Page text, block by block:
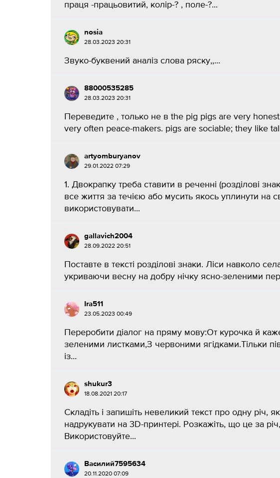
праця -працьовитий, колір-? , поле-?...
nosia
28.03.2023 20:31
Звуко-буквений аналіз слова ряску,,...
88000535285
28.03.2023 20:31
Переведите , только не в the pig pigs are very
very often peace-makers. pigs are sociable; they like
artyomburyanov
29.01.2022 07:29
1. Двокрапку треба ставити в реченні (розділові
все життя за течією або мусить якось уплинути
використовувати...
gallavich2004
28.09.2022 20:51
Поставте в тексті розділові знаки. Ліси навколо
укриваючи весну на добру нічку ясно-зеленими
Ira511
23.05.2023 00:49
Переробити діалог на пряму мову:От курочка й
зеленими листками,З червоними ягідками.Тільки
із...
shukur3
18.08.2021 20:17
Складіть і запишіть невеликий текст про одну річ,
надрукувати на 3D-принтері. Розкажіть, що це за
Використовуйте...
Василий7595634
20.11.2020 07:09